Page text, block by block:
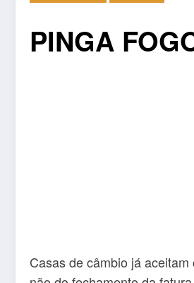
PINGA
Casas de câmbio já